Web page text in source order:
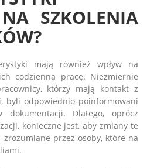
SZKOLENIA
mają również wpływ na
codzienną pracę. Niezmiernie
którzy mają kontakt z
byli odpowiednio poinformowani
Dlatego, oprócz
konieczne jest, aby zmiany te
zrozumiane przez osoby, które na